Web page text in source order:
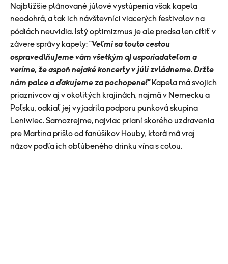
Najbližšie plánované júlové vystúpenia však kapela
neodohrá, a tak ich návštevníci viacerých festivalov na
pódiách neuvidia. Istý optimizmus je ale predsa len cítiť v
závere správy kapely: "Veľmi sa touto cestou
ospravedlňujeme vám všetkým aj usporiadateľom a
veríme, že aspoň nejaké koncerty v júli zvládneme. Držte
nám palce a ďakujeme za pochopene!"Kapela má svojich
priaznivcov aj v okolitých krajinách, najmä v Nemecku a
Poľsku, odkiaľ jej vyjadrila podporu punková skupina
Leniwiec. Samozrejme, najviac prianí skorého uzdravenia
pre Martina prišlo od fanúšikov Houby, ktorá má vraj
názov podľa ich obľúbeného drinku vína s colou.